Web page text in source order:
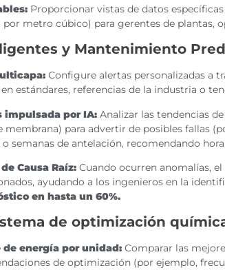
Proporcionar vistas de datos
metro cúbico) para gerentes de plantas,
y Mantenimiento
Configure alertas personalizadas a
estándares, referencias de la industria o
impulsada por IA: Analizar las tendencias
membrana) para advertir de posibles fallas
semanas de antelación, recomendando
Causa Raíz: Cuando ocurren anomalías,
ayudando a los ingenieros en la
en hasta un 60%.
de optimización
energía por unidad: Comparar las
de optimización (por ejemplo,